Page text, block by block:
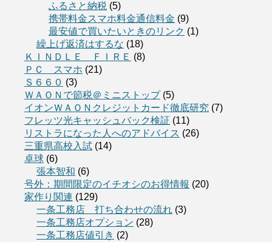
ふるさと納税 (5)
携帯料金スマホ料金通信料金 (9)
最安値で買いたいときのリンク (1)
繰上げ返済はするな (18)
ＫＩＮＤＬＥ ＦＩＲＥ (8)
ＰＣ スマホ (21)
Ｓ６６０ (3)
ＷＡＯＮで節税＠ミニストップ(5)
イオンＷＡＯＮクレジットカード徹底研究 (7)
フレッツ光キャッシュバック検証 (11)
リストラになった人へのアドバイス (26)
三重県高校入試 (14)
卓球 (6)
張本智和 (6)
号外：期間限定のイチオシのお得情報 (20)
家作り関連 (129)
一条工務店 打ち合わせの流れ (3)
一条工務店オプション (28)
一条工務店値引き (2)